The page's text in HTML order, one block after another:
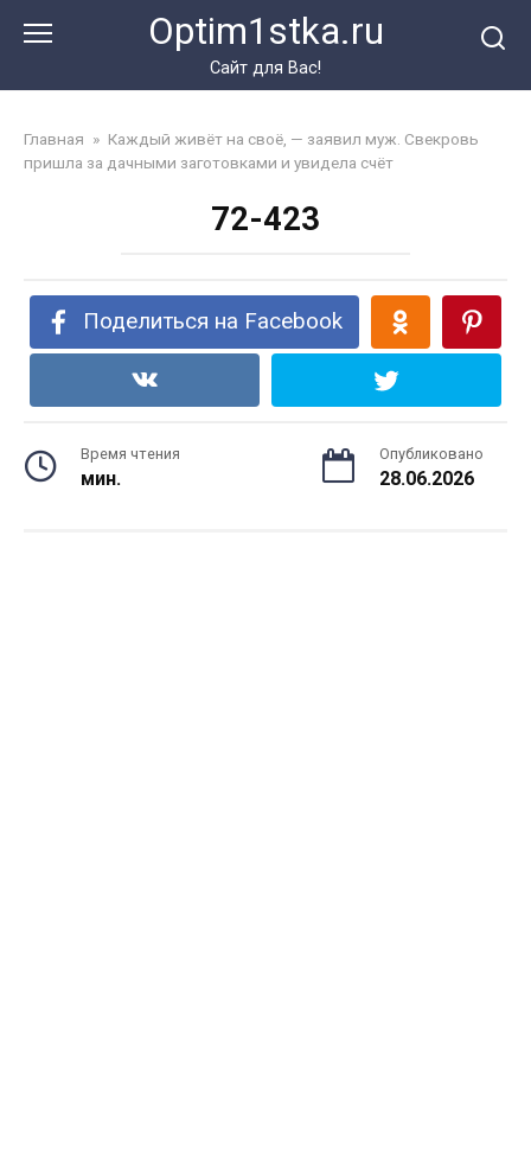
Optim1stka.ru
Сайт для Вас!
Главная » Каждый живёт на своё, — заявил муж. Свекровь
пришла за дачными заготовками и увидела счёт
72-423
Поделиться на Facebook
Время чтения
мин.
Опубликовано
28.06.2026